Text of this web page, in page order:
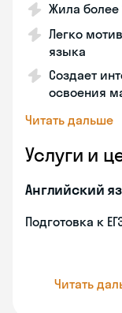
Жила более
Легко
языка
Создает
освоения
Читать дальше
Услуги и
Английский
Подготовка к
Читать